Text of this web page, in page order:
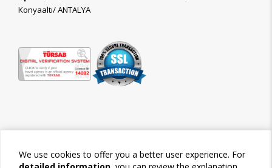
We use cookies to offer you a better user experience. For
Konyaaltı/ ANTALYA